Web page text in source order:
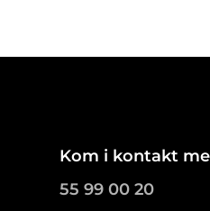
Kom i kontakt
55 99 00 20